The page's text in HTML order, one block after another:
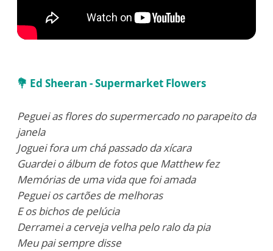
💐 Ed Sheeran - Supermarket Flowers
Peguei as flores do supermercado no parapeito da
janela
Joguei fora um chá passado da xícara
Guardei o álbum de fotos que Matthew fez
Memórias de uma vida que foi amada
Peguei os cartões de melhoras
E os bichos de pelúcia
Derramei a cerveja velha pelo ralo da pia
Meu pai sempre disse